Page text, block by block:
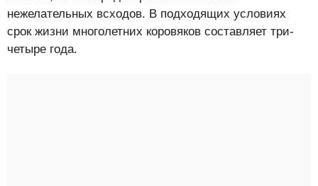
нежелательных всходов. В подходящих условиях
срок жизни многолетних коровяков составляет три-
четыре года.